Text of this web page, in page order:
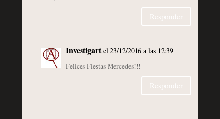
Responder
Investigart el 23/12/2016 a las 12:39
Felices Fiestas Mercedes!!!
Responder